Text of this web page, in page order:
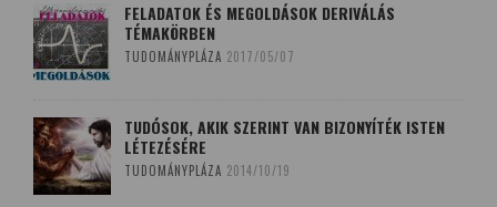
FELADATOK ÉS MEGOLDÁSOK DERIVÁLÁS
TÉMAKÖRBEN
TUDOMÁNYPLÁZA 2017/05/07
TUDÓSOK, AKIK SZERINT VAN BIZONYÍTÉK ISTEN
LÉTEZÉSÉRE
TUDOMÁNYPLÁZA 2014/10/19